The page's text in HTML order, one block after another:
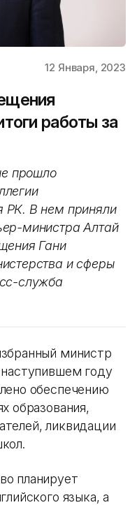
12 Января, 2023
работы за
прошло
РК. В нем приняли
министра Алтай
Гани
и сферы
служба
министр
году
обеспечению
образования,
ликвидации
планирует
языка, а